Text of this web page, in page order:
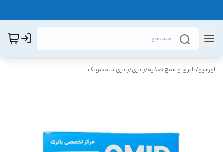
اورجیو/باتری و منبع تغذیه/باتری/باتری سامسونگ